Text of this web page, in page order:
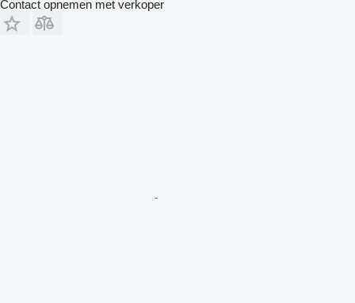
Contact opnemen met verkoper